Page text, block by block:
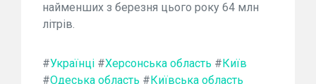
найменших з березня цього року 64 млн
літрів.
#Українці #Херсонська область # Київ
#Одеська область # Київська область